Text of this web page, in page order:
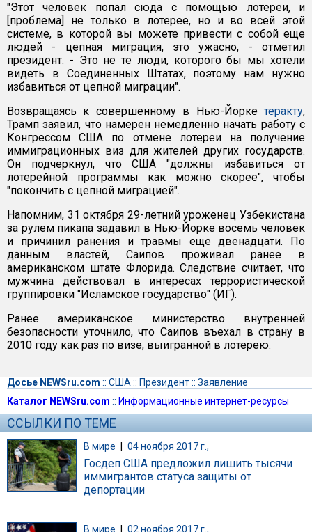
"Этот человек попал сюда с помощью лотереи, и
[проблема] не только в лотерее, но и во всей этой
системе, в которой вы можете привести с собой еще
людей - цепная миграция, это ужасно, - отметил
президент. - Это не те люди, которого бы мы хотели
видеть в Соединенных Штатах, поэтому нам нужно
избавиться от цепной миграции".
Возвращаясь к совершенному в Нью-Йорке теракту,
Трамп заявил, что намерен немедленно начать работу с
Конгрессом США по отмене лотереи на получение
иммиграционных виз для жителей других государств.
Он подчеркнул, что США "должны избавиться от
лотерейной программы как можно скорее", чтобы
"покончить с цепной миграцией".
Напомним, 31 октября 29-летний уроженец Узбекистана
за рулем пикапа задавил в Нью-Йорке восемь человек
и причинил ранения и травмы еще двенадцати. По
данным властей, Саипов проживал ранее в
американском штате Флорида. Следствие считает, что
мужчина действовал в интересах террористической
группировки "Исламское государство" (ИГ).
Ранее американское министерство внутренней
безопасности уточнило, что Саипов въехал в страну в
2010 году как раз по визе, выигранной в лотерею.
Досье NEWSru.com :: США :: Президент:: Заявление
Каталог NEWSru.com :: Информационные интернет-ресурсы
ССЫЛКИ ПО ТЕМЕ
В мире | 04 ноября 2017 г.,
Госдеп США предложил лишить тысячи
иммигрантов статуса защиты от
депортации
В мире 02 ноября 2017 г.,